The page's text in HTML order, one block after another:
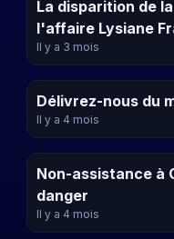
La disparition de
l'affaire Lysiane
Il y a 3 mois
Délivrez-nous du
Il y a 4 mois
Non-assistance à
danger
Il y a 4 mois